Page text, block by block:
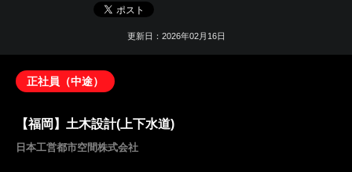
更新日：2026年02月16日
正社員（中途）
【福岡】土木設計(上下水道)
日本工営都市空間株式会社